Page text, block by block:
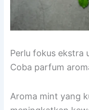
Perlu fokus ekstra
Coba parfum
Aroma mint yang